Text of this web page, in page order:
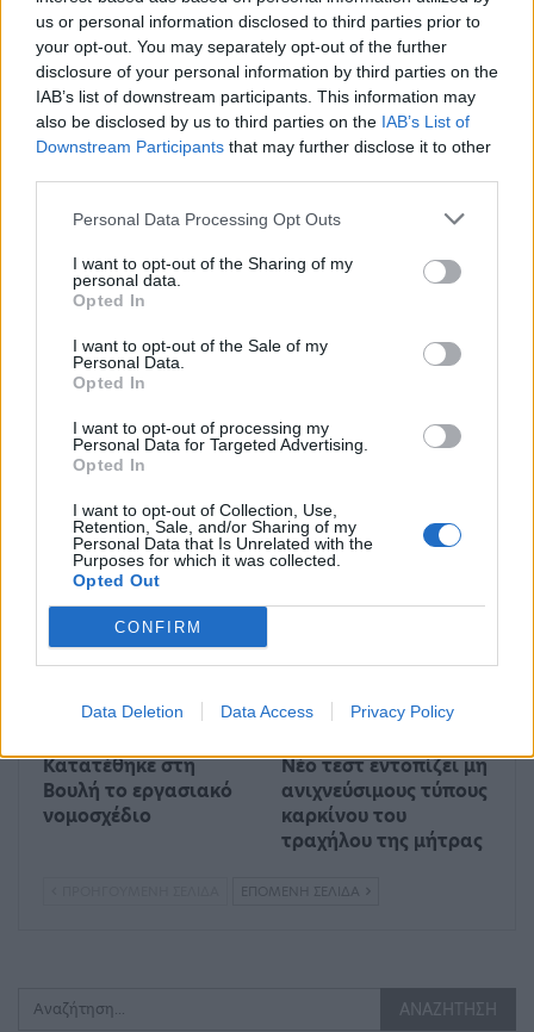
us or personal information disclosed to third parties prior to
your opt-out. You may separately opt-out of the further
disclosure of your personal information by third parties on the
IAB’s list of downstream participants. This information may
also be disclosed by us to third parties on the IAB’s List of
Downstream Participants that may further disclose it to other
Personal Data Processing Opt Outs
I want to opt-out of the Sharing of my
personal data.
Opted In
I want to opt-out of the Sale of my
Personal Data.
Opted In
I want to opt-out of processing my
Personal Data for Targeted Advertising.
Opted In
I want to opt-out of Collection, Use,
Retention, Sale, and/or Sharing of my
Personal Data that Is Unrelated with the
Purposes for which it was collected.
Opted Out
CONFIRM
Data Deletion Data Access Privacy Policy
Ρετζέπ Ταγίπ Ερντογάν:
Οι βόλτες στη Νέα Υόρκη
και οι selfie με τον κόσμο
(Βίντεο)
«Κλειδώνει» το νέο
σχήμα επιδοτήσεων σε
ρεύμα και φυσικό αέριο –
Τα επικρατέστερα
σενάρια
Μπορεί επίσης να σε ενδιαφέρει
MEDIA
Η πρώτη μεγάλη
Metron Analysis για
τις εκλογές του
ΣΥΡΙΖΑ στο «MEGA…
Υπουργείο Εργασίας:
στήριξης πολιτών και
επιχειρήσεων που
επλήγησαν…
ΠΟΛΙΤΙΚΉ
Κατατέθηκε στη
Βουλή το εργασιακό
νομοσχέδιο
TECH & SCIENCE
Νέο τεστ εντοπίζει μη
ανιχνεύσιμους τύπους
καρκίνου του
τραχήλου της μήτρας
ΕΠΌΜΕΝΗ ΣΕΛΊΔΑ